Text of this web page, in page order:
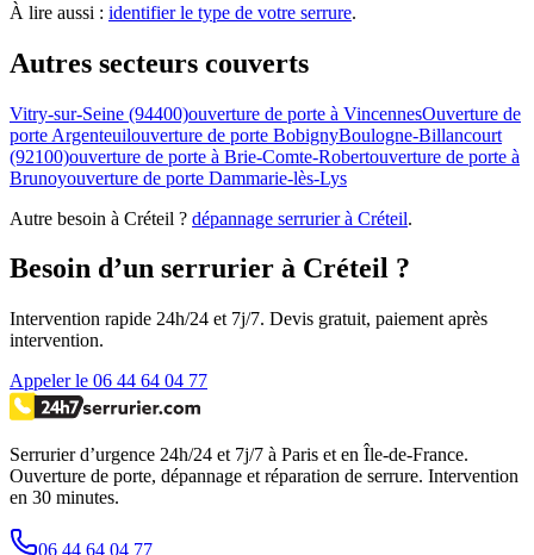
À lire aussi : identifier le type de votre serrure.
Autres secteurs couverts
Vitry-sur-Seine (94400)ouverture de porte à VincennesOuverture de
porte Argenteuilouverture de porte BobignyBoulogne-Billancourt
(92100)ouverture de porte à Brie-Comte-Robertouverture de porte à
Brunoyouverture de porte Dammarie-lès-Lys
Autre besoin à Créteil ? dépannage serrurier à Créteil.
Besoin d’un serrurier à Créteil ?
Intervention rapide 24h/24 et 7j/7. Devis gratuit, paiement après
intervention.
Appeler le 06 44 64 04 77
Serrurier d’urgence 24h/24 et 7j/7 à Paris et en Île-de-France.
Ouverture de porte, dépannage et réparation de serrure. Intervention
en 30 minutes.
06 44 64 04 77